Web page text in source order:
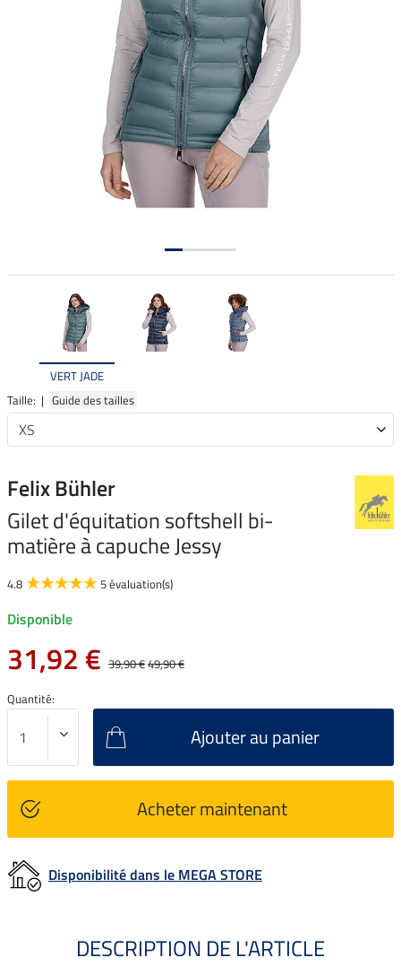
VERT JADE
Taille: | Guide des tailles
Felix Bühler
Gilet d'équitation softshell bi-
matière à capuche Jessy
4.8 5 évaluation(s)
Disponible
31,92 € 39,90 €49,90 €
Quantité:
Ajouter au panier
Acheter maintenant
Disponibilité dans le MEGA STORE
DESCRIPTION DE L'ARTICLE